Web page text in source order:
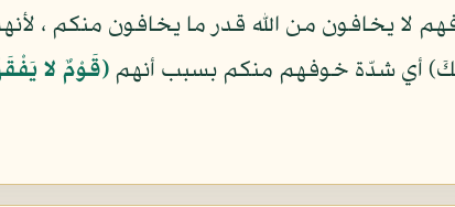
لا يخافون من الله قدر ما يخافون منكم ،
(ذلِكَ) أي شدّة خوفهم منكم بسبب أنهم (قَوْمٌ لا